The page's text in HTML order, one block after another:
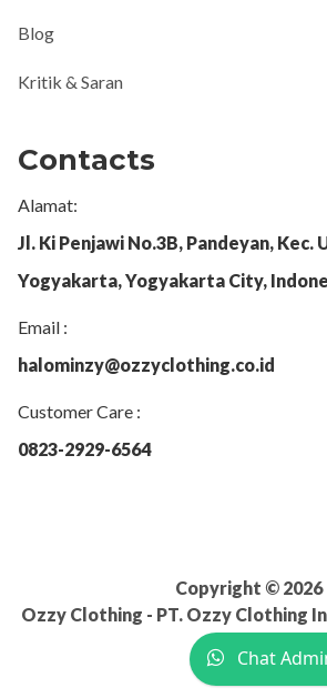
Blog
Kritik & Saran
Contacts
Alamat:
Jl. Ki Penjawi No.3B, Pandeyan,
Yogyakarta, Yogyakarta City,
Email :
halominzy@ozzyclothing.co.id
Customer Care :
0823-2929-6564
Copyright © 2026
Ozzy Clothing - PT. Ozzy Clothing
Reserved.
Chat